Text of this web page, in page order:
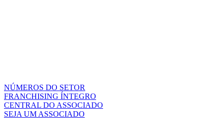
NÚMEROS DO SETOR
FRANCHISING ÍNTEGRO
CENTRAL DO ASSOCIADO
SEJA UM ASSOCIADO